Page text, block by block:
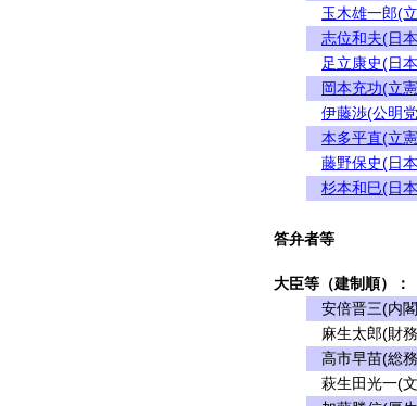
玉木雄一郎(
志位和夫(日
足立康史(日
岡本充功(立
伊藤渉(公明
本多平直(立
藤野保史(日
杉本和巳(日
答弁者等
大臣等（建制順）：
安倍晋三(内
麻生太郎(財
高市早苗(総
萩生田光一(